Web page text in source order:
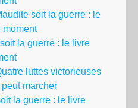
soit la guerre : le
moment
la guerre : le livre
luttes victorieuses
marcher
la guerre : le livre